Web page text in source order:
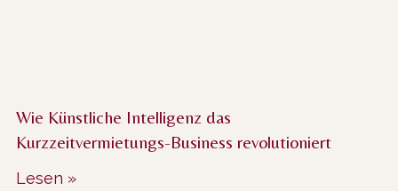
Wie Künstliche Intelligenz das
Kurzzeitvermietungs-Business revolutioniert
Lesen »